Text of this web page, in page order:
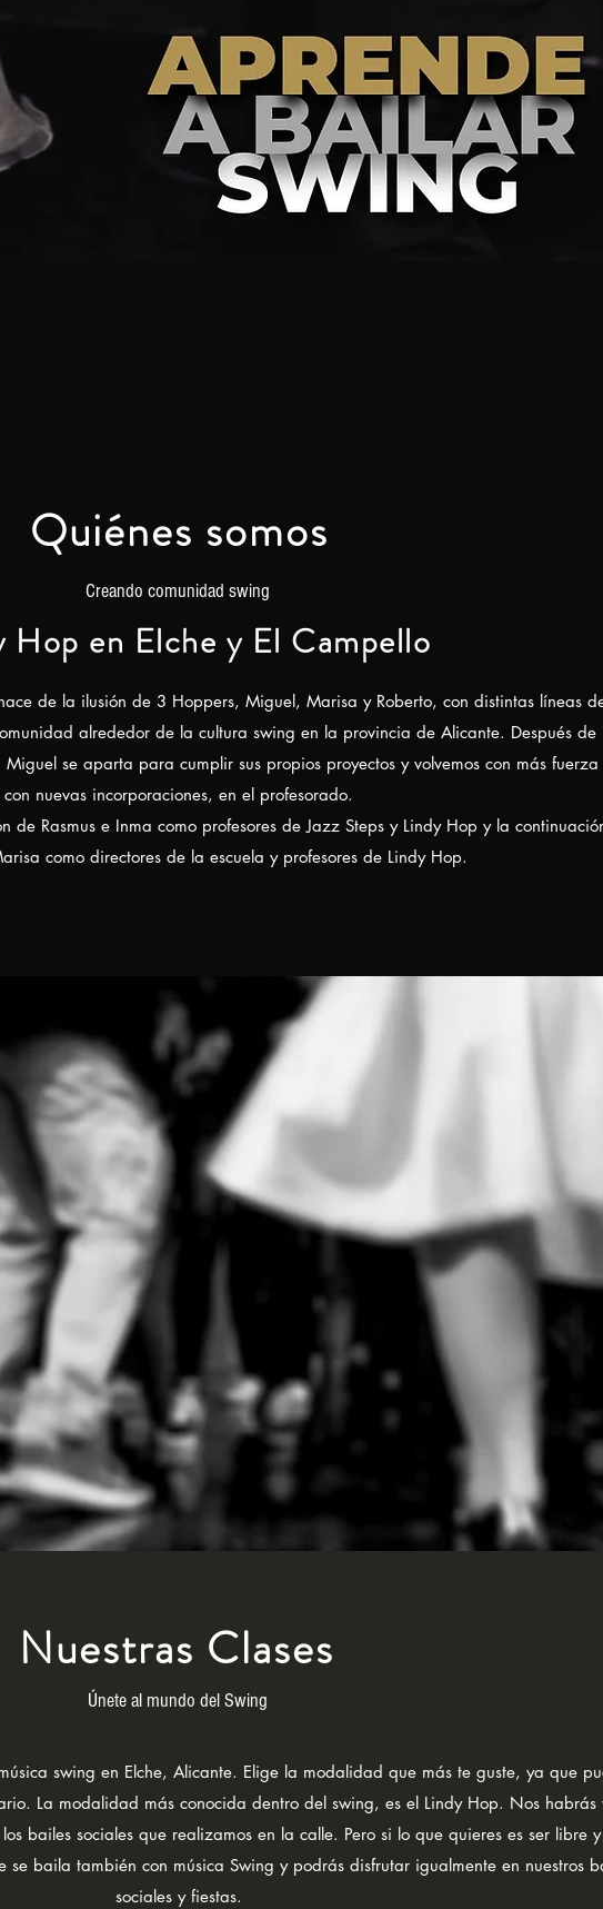
Quiénes somos
Creando comunidad swing
Hop en Elche y El Campello
de la ilusión de 3 Hoppers, Miguel, Marisa y Roberto, con distintas líneas
alrededor de la cultura swing en la provincia de Alicante. Después de
se aparta para cumplir sus propios proyectos y volvemos con más fuerza
con nuevas incorporaciones, en el profesorado.
de Rasmus e Inma como profesores de Jazz Steps y Lindy Hop y la
como directores de la escuela y profesores de Lindy Hop.
Nuestras Clases
Únete al mundo del Swing
swing en Elche, Alicante. Elige la modalidad que más te guste, ya que
La modalidad más conocida dentro del swing, es el Lindy Hop. Nos habrás
bailes sociales que realizamos en la calle. Pero si lo que quieres es ser libre
se baila también con música Swing y podrás disfrutar igualmente en nuestros
sociales y fiestas.